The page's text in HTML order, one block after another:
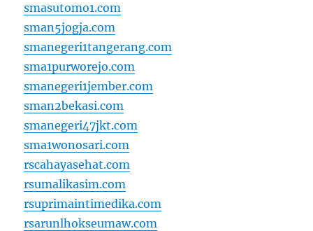
smasutomo1.com
sman5jogja.com
smanegeri1tangerang.com
sma1purworejo.com
smanegeri1jember.com
sman2bekasi.com
smanegeri47jkt.com
sma1wonosari.com
rscahayasehat.com
rsumalikasim.com
rsuprimaintimedika.com
rsarunlhokseumaw.com